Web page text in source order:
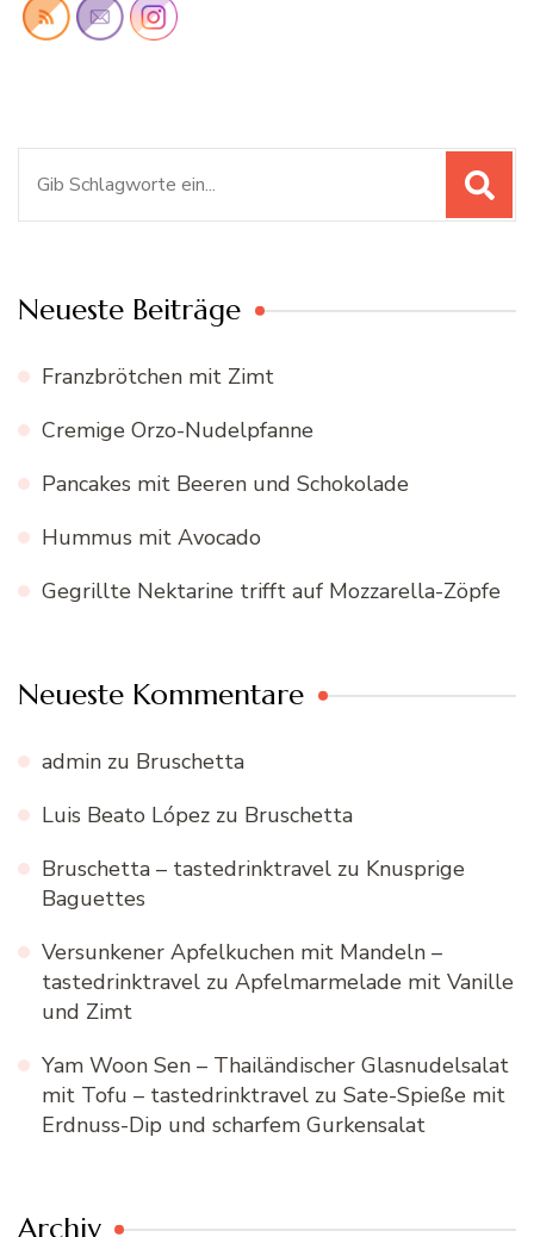
Neueste Beiträge
Franzbrötchen mit Zimt
Cremige Orzo-Nudelpfanne
Pancakes mit Beeren und Schokolade
Hummus mit Avocado
Gegrillte Nektarine trifft auf Mozzarella-Zöpfe
Neueste Kommentare
admin zu Bruschetta
Luis Beato López zu Bruschetta
Bruschetta – tastedrinktravel zu Knusprige
Baguettes
Versunkener Apfelkuchen mit Mandeln –
tastedrinktravel zu Apfelmarmelade mit Vanille
und Zimt
Yam Woon Sen – Thailändischer Glasnudelsalat
mit Tofu – tastedrinktravel zu Sate-Spieße mit
Erdnuss-Dip und scharfem Gurkensalat
Archiv